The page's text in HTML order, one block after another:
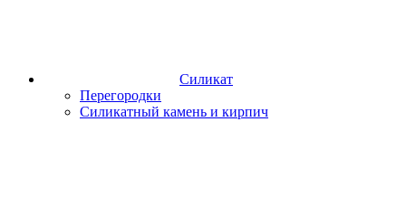
Силикат
Перегородки
Силикатный камень и кирпич